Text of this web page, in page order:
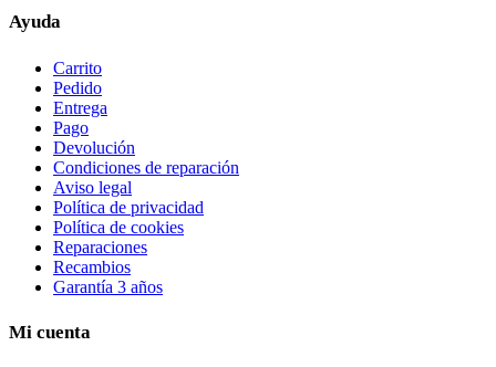
Ayuda
Carrito
Pedido
Entrega
Pago
Devolución
Condiciones de reparación
Aviso legal
Política de privacidad
Política de cookies
Reparaciones
Recambios
Garantía 3 años
Mi cuenta